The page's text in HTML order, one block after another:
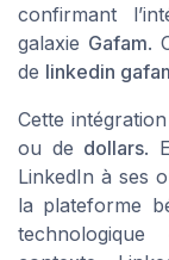
confirmant
galaxie Gafam.
de linkedin
Cette
ou de dollars.
LinkedIn à ses
la plateforme
technologique